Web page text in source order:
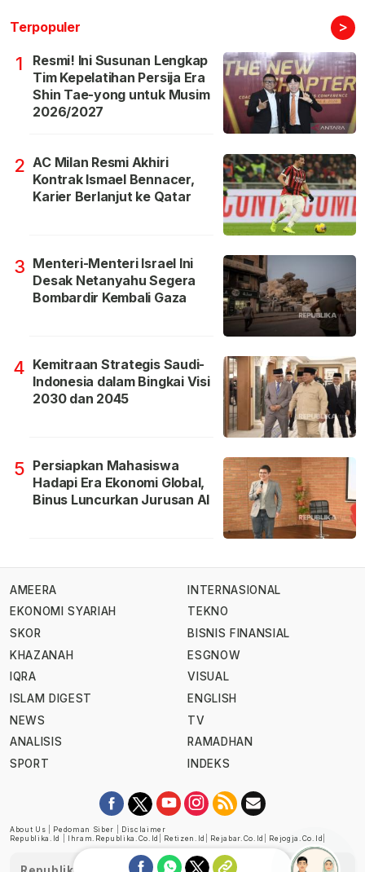
Terpopuler >
1
Resmi! Ini Susunan Lengkap
Tim Kepelatihan Persija Era
Shin Tae-yong untuk Musim
2026/2027
2 AC Milan Resmi Akhiri
Kontrak Ismael Bennacer,
Karier Berlanjut ke Qatar
3 Menteri-Menteri Israel Ini
Desak Netanyahu Segera
Bombardir Kembali Gaza
4 Kemitraan Strategis Saudi-
Indonesia dalam Bingkai Visi
2030 dan 2045
5 Persiapkan Mahasiswa
Hadapi Era Ekonomi Global,
Binus Luncurkan Jurusan AI
AMEERA
EKONOMI SYARIAH
SKOR
KHAZANAH
IQRA
ISLAM DIGEST
NEWS
ANALISIS
SPORT
INTERNASIONAL
TEKNO
BISNIS FINANSIAL
ESGNOW
VISUAL
ENGLISH
TV
RAMADHAN
INDEKS
About Us Pedoman Siber
Disclaimer
Republika.id
Ihram.republika.co.id Retizen.id Rejabar.co.id Rejogja.co.id